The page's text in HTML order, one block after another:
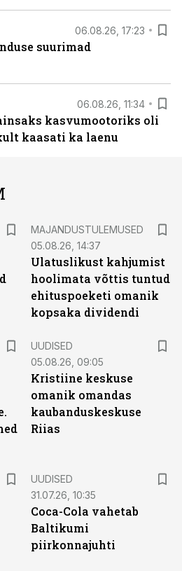
06.08.26, 17:23
suurimad
06.08.26, 11:34
kasvumootoriks oli
kaasati ka laenu
MAJANDUSTULEMUSED
05.08.26, 14:37
Ulatuslikust kahjumist
hoolimata võttis tuntud
ehituspoeketi omanik
kopsaka dividendi
UUDISED
05.08.26, 09:05
Kristiine keskuse
omanik omandas
kaubanduskeskuse
Riias
UUDISED
31.07.26, 10:35
Coca-Cola vahetab
Baltikumi
piirkonnajuhti